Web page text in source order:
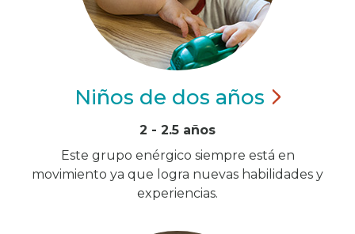
Niños de dos años
2 - 2.5 años
Este grupo enérgico siempre está en
movimiento ya que logra nuevas habilidades y
experiencias.